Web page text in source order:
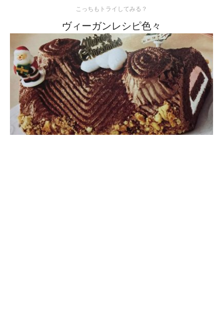
こっちもトライしてみる？
ヴィーガンレシピ色々